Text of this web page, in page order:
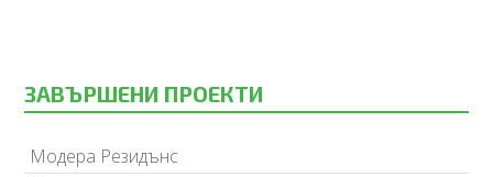
ЗАВЪРШЕНИ ПРОЕКТИ
Модера Резидънс